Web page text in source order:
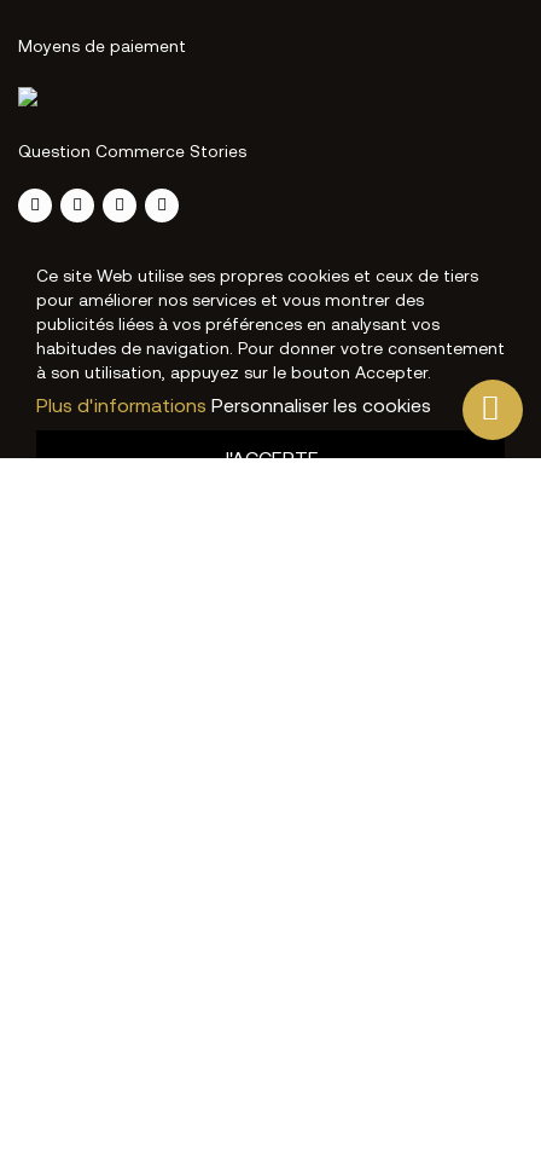
Moyens de paiement
Question Commerce Stories
Ce site Web utilise ses propres cookies et ceux de tiers
pour améliorer nos services et vous montrer des
publicités liées à vos préférences en analysant vos
habitudes de navigation. Pour donner votre consentement
à son utilisation, appuyez sur le bouton Accepter.
Plus d'informations Personnaliser les cookies
J'ACCEPTE